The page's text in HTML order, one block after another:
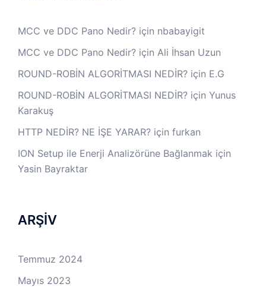
MCC ve DDC Pano Nedir? için nbabayigit
MCC ve DDC Pano Nedir? için Ali İhsan Uzun
ROUND-ROBİN ALGORİTMASI NEDİR? için E.G
ROUND-ROBİN ALGORİTMASI NEDİR? için Yunus
Karakuş
HTTP NEDİR? NE İŞE YARAR? için furkan
ION Setup ile Enerji Analizörüne Bağlanmak için
Yasin Bayraktar
ARŞİV
Temmuz 2024
Mayıs 2023